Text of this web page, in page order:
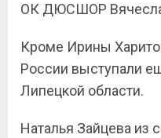
ОК ДЮСШОР
Кроме Ирины
России выступали
Липецкой области.
Наталья Зайцева из